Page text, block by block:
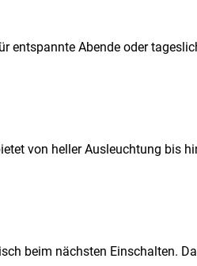
entspannte Abende oder
von heller Ausleuchtung bis
beim nächsten Einschalten.